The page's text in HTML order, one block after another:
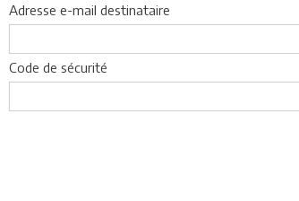
Adresse e-mail destinataire
Code de sécurité